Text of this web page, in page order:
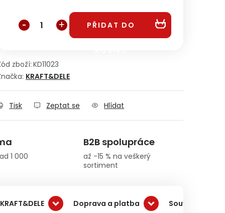
PŘIDAT DO
zboží: KD11023
KRAFT&DELE
Tisk Zeptat se Hlídat
1 000
B2B spolupráce
až -15 % na veškerý
sortiment
Doprava a platba Související